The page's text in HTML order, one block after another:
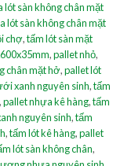
lót sàn không chân mặt
lót sàn không chân mặt
chợ,tấm lót sàn mặt
,pallet nhỏ,
chân mặt hở,pallet lót
xanh nguyên sinh,tấm
,pallet nhựa kê hàng,tấm
nguyên sinh,tấm
,tấm lót kê hàng,pallet
lót sàn không chân,